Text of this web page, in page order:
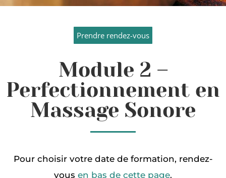
Prendre rendez-vous
Module 2 –
Perfectionnement en
Massage Sonore
Pour choisir votre date de formation, rendez-
vous en bas de cette page.